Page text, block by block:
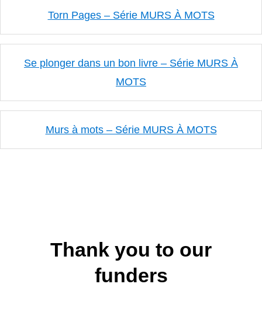
Torn Pages – Série MURS À MOTS
Se plonger dans un bon livre – Série MURS À
MOTS
Murs à mots – Série MURS À MOTS
Thank you to our
funders